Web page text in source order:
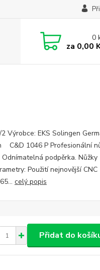
0
za 0,00
Výrobce: EKS Solingen
C&D 1046 P Profesionální
podpěrka. Nůžky
Použití nejnovější CNC
celý popis
Přidat do